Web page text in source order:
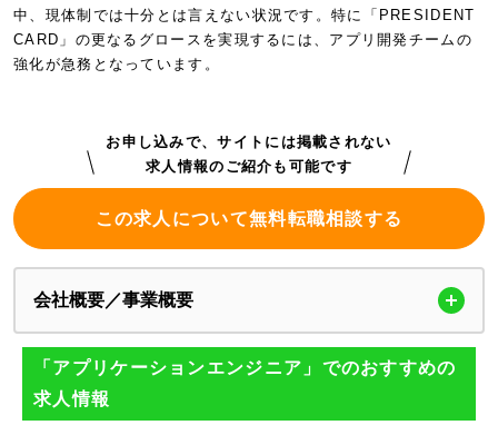
中、現体制では十分とは言えない状況です。特に「PRESIDENT
CARD」の更なるグロースを実現するには、アプリ開発チームの
強化が急務となっています。
お申し込みで、サイトには掲載されない
求人情報のご紹介も可能です
この求人について無料転職相談する
会社概要／事業概要
「アプリケーションエンジニア」でのおすすめの
求人情報